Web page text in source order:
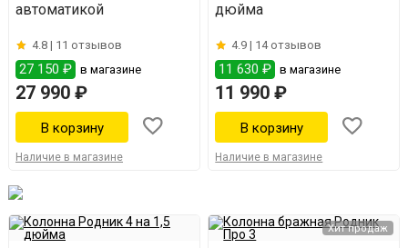
автоматикой
4.8 | 11 отзывов
27 150 ₽ в магазине
27 990 ₽
Наличие в магазине
дюйма
4.9 | 14 отзывов
11 630 ₽ в магазине
11 990 ₽
Наличие в магазине
Хит продаж